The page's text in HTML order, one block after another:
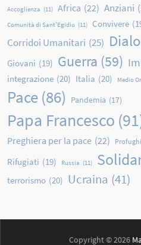
Accoglienza (11) Africa (22) Anziani
Comunità di Sant'Egidio (11) Convivere
Corridoi Umanitari (25)
Giovani (19) Guerra (59)
integrazione (20) Italia (20) Medio
Pace (86) Pandemia (17)
Papa Francesco
Preghiera per la pace (22) Profughi
Rifugiati (19) Russia (11)
terrorismo (20) Ucraina (41)
Copyright © 2026